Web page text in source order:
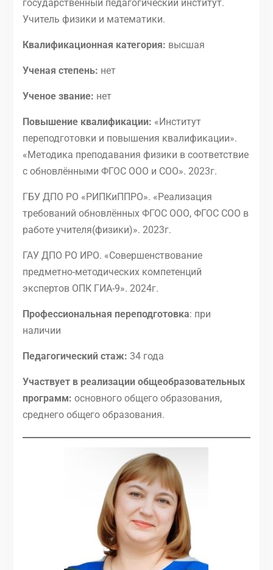
государственный педагогический институт.
Учитель физики и математики.
Квалификационная категория: высшая
Ученая степень: нет
Ученое звание: нет
Повышение квалификации: «Институт
переподготовки и повышения квалификации».
«Методика преподавания физики в соответствие
с обновлёнными ФГОС ООО и СОО». 2023г.
ГБУ ДПО РО «РИПКиППРО». «Реализация
требований обновлённых ФГОС ООО, ФГОС СОО в
работе учителя(физики)». 2023г.
ГАУ ДПО РО ИРО. «Совершенствование
предметно-методических компетенций
экспертов ОПК ГИА-9». 2024г.
Профессиональная переподготовка: при
наличии
Педагогический стаж: 34 года
Участвует в реализации общеобразовательных
программ: основного общего образования,
среднего общего образования.